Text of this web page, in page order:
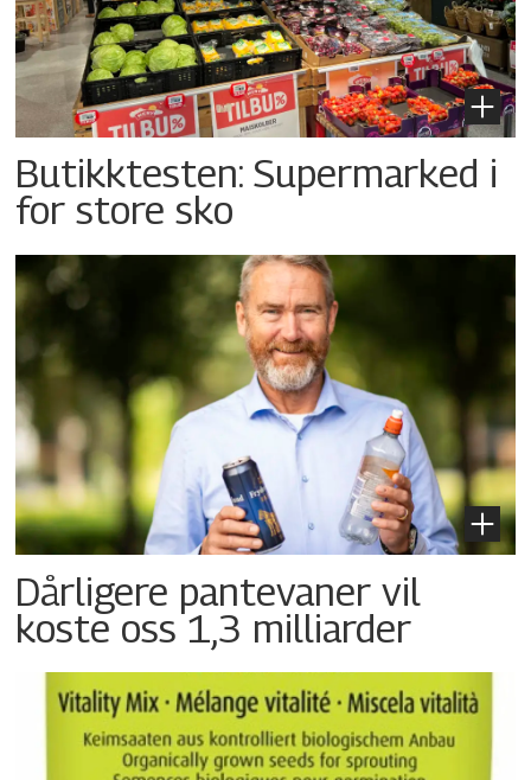
Butikktesten: Supermarked i
for store sko
Dårligere pantevaner vil
koste oss 1,3 milliarder